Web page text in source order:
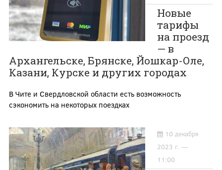
Новые
тарифы
на проезд
— в
Архангельске, Брянске, Йошкар-Оле,
Казани, Курске и других городах
В Чите и Свердловской области есть возможность
сэкономить на некоторых поездках
10 декабря
2023 г. —
11:00